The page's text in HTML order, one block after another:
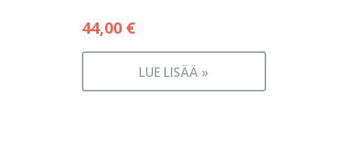
44,00 €
LUE LISÄÄ »